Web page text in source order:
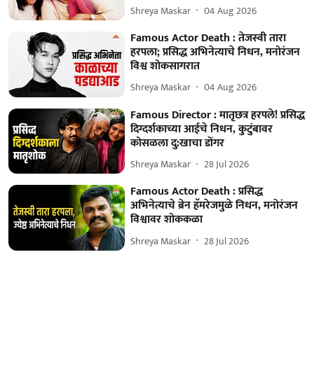
Shreya Maskar 04 Aug 2026
Famous Actor Death : तेजस्वी तारा
हरपला; प्रसिद्ध अभिनेत्याचे निधन, मनोरंजन
विश्व शोकसागरात
Shreya Maskar 04 Aug 2026
Famous Director : मातृछत्र हरपले! प्रसिद्ध
दिग्दर्शकाच्या आईचे निधन, कुटुंबावर
कोसळला दु:खाचा डोंगर
Shreya Maskar 28 Jul 2026
Famous Actor Death : प्रसिद्ध
अभिनेत्याचे ब्रेन हॅमरेजमुळे निधन, मनोरंजन
विश्वावर शोककळा
Shreya Maskar 28 Jul 2026